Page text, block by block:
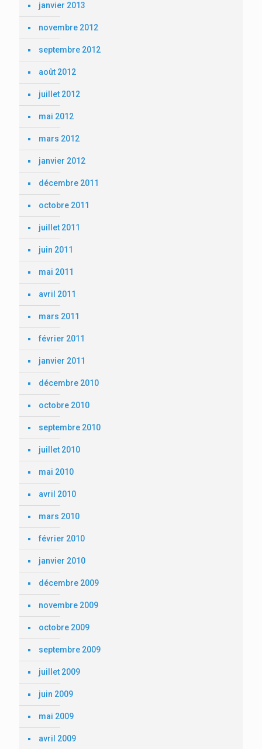
janvier 2013
novembre 2012
septembre 2012
août 2012
juillet 2012
mai 2012
mars 2012
janvier 2012
décembre 2011
octobre 2011
juillet 2011
juin 2011
mai 2011
avril 2011
mars 2011
février 2011
janvier 2011
décembre 2010
octobre 2010
septembre 2010
juillet 2010
mai 2010
avril 2010
mars 2010
février 2010
janvier 2010
décembre 2009
novembre 2009
octobre 2009
septembre 2009
juillet 2009
juin 2009
mai 2009
avril 2009